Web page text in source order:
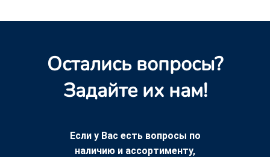
Остались вопросы?
Задайте их нам!
Если у Вас есть вопросы по
наличию и ассортименту,